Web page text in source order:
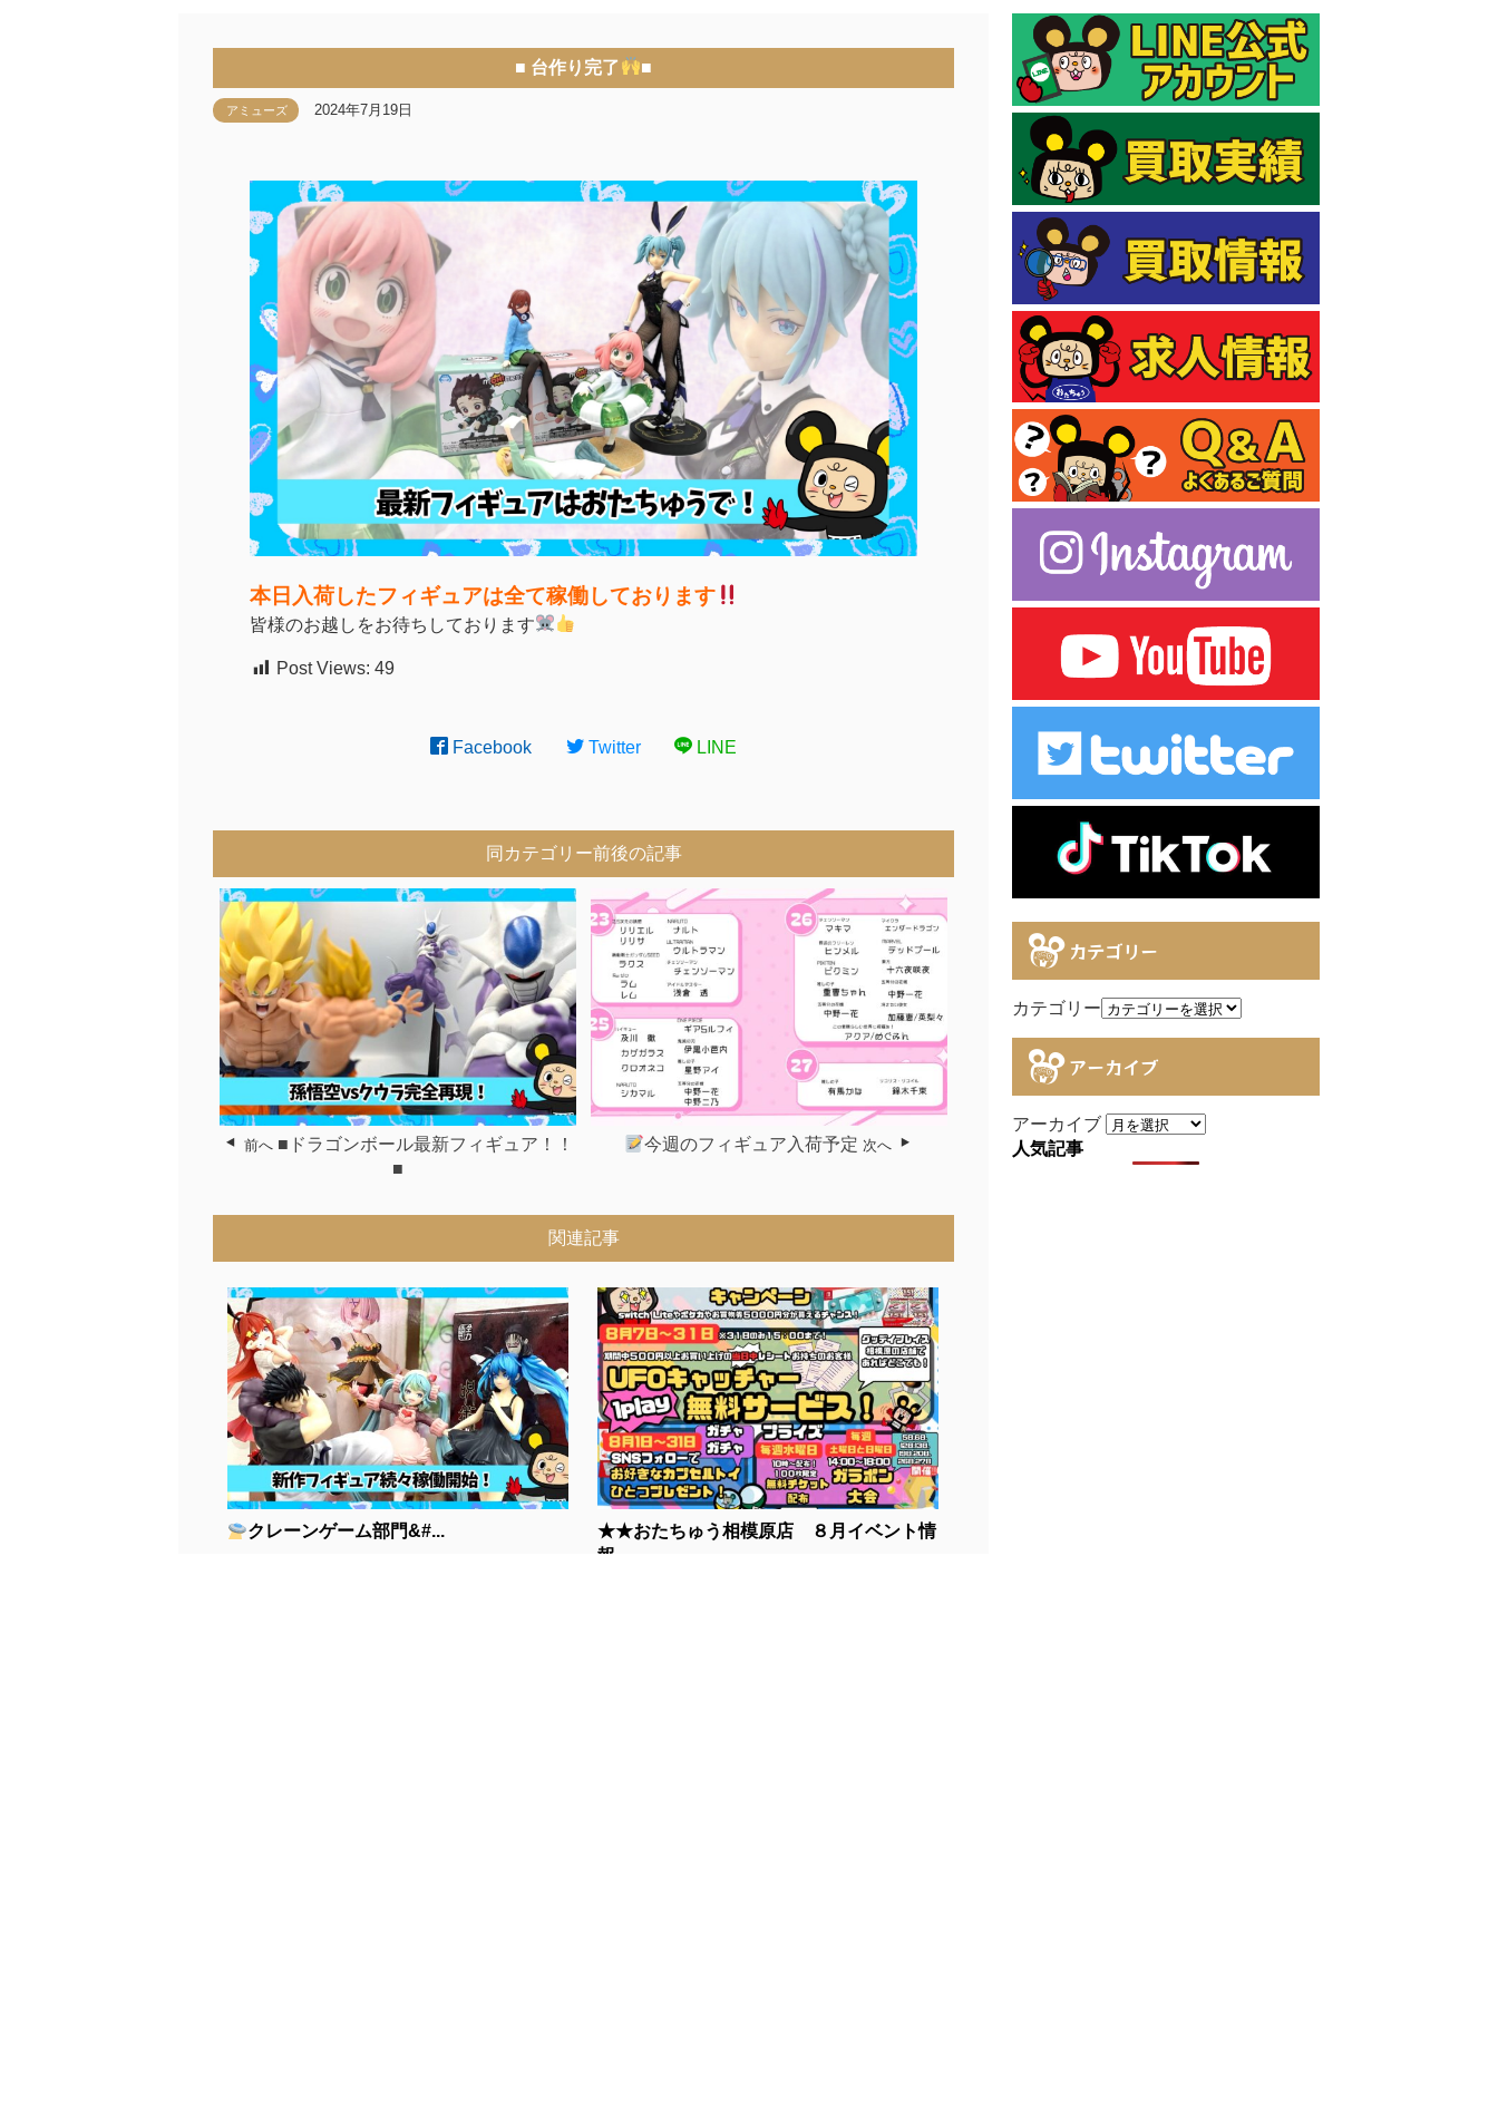
■ 台作り完了 ■
アミューズ 2024年7月19日
本日入荷したフィギュアは全て稼働しております
皆様のお越しをお待ちしております
Post Views: 49
Facebook Twitter LINE
同カテゴリー前後の記事
前へ ■ドラゴンボール最新フィギュア！！
■
今週のフィギュア入荷予定 次へ
関連記事
クレーンゲーム部門&#...
★★おたちゅう相模原店 ８月イベント情
報...
カテゴリー
カテゴリー
アーカイブ
アーカイブ
人気記事